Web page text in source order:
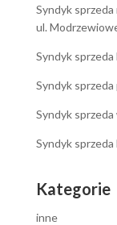
Syndyk
ul.
Syndyk sprzeda
Syndyk
Syndyk
Syndyk sprzeda
Kategorie
inne